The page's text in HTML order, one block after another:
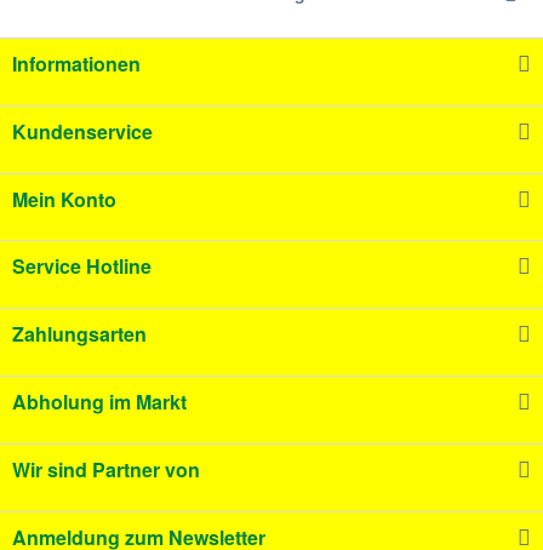
Informationen
Kundenservice
Mein Konto
Service Hotline
Zahlungsarten
Abholung im Markt
Wir sind Partner von
Anmeldung zum Newsletter